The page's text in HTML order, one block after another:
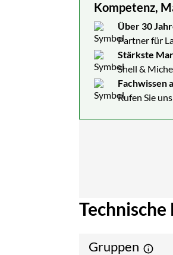
Kompetenz,
Über 30
Partner für
Stärkste
Shell &
Fachwissen
Rufen Sie
Technische
Gruppen